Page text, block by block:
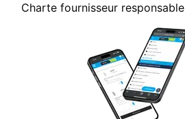
Charte fournisseur responsable